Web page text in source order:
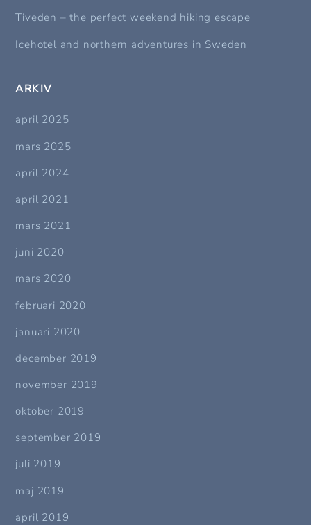
Tiveden – the perfect weekend hiking escape
Icehotel and northern adventures in Sweden
ARKIV
april 2025
mars 2025
april 2024
april 2021
mars 2021
juni 2020
mars 2020
februari 2020
januari 2020
december 2019
november 2019
oktober 2019
september 2019
juli 2019
maj 2019
april 2019